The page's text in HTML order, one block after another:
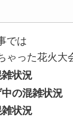
では
ゃった花火大
状況
の混雑状況
状況